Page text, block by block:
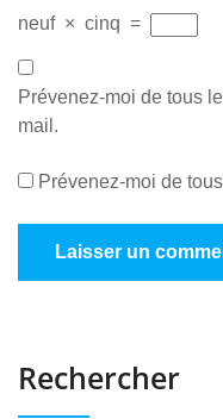
neuf × cinq =
Prévenez-moi de tous
mail.
Prévenez-moi de
Rechercher